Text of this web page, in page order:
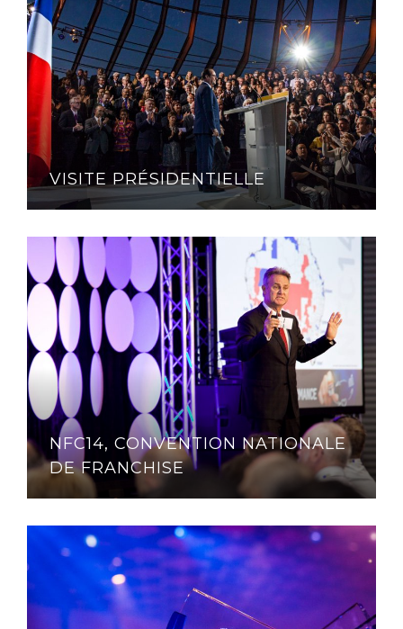
VISITE PRÉSIDENTIELLE
NFC14, CONVENTION NATIONALE
DE FRANCHISE